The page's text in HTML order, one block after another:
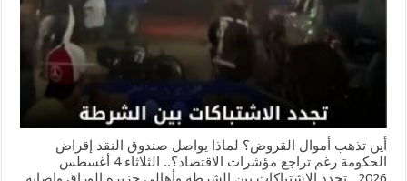
أين تذهب أموال القروض؟ لماذا يواصل صندوق النقد إقراض
الحكومة رغم تراجع مؤشرات الاقتصاد؟.. الثلاثاء 4 أغسطس